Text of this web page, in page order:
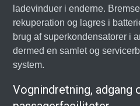
ladevinduer i enderne.
rekuperation og lagres i
brug af superkondensatorer i
dermed en samlet og
system.
Vognindretning, adgang